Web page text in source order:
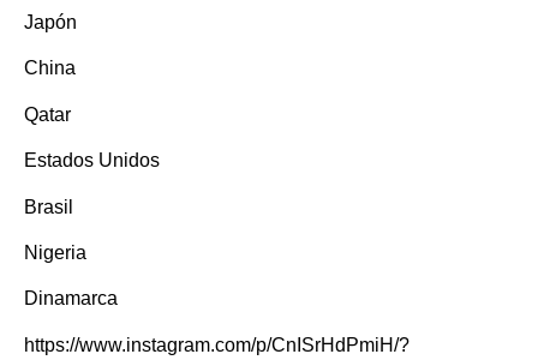
Japón
China
Qatar
Estados Unidos
Brasil
Nigeria
Dinamarca
https://www.instagram.com/p/CnISrHdPmiH/?